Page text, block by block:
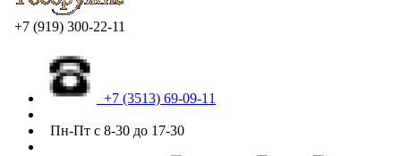
+7 (919) 300-22-11
+7 (3513) 69-09-11
Пн-Пт с 8-30 до 17-30